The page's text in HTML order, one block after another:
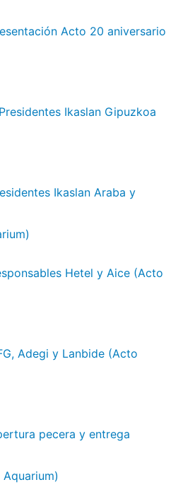
Acto 20 aniversario
Ikaslan Gipuzkoa
Ikaslan Araba y
Hetel y Aice (Acto
Adegi y Lanbide (Acto
pecera y entrega